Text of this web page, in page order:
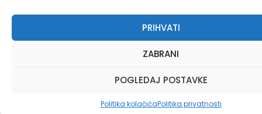
PRIHVATI
ZABRANI
POGLEDAJ POSTAVKE
Politika kolačićaPolitika privatnosti